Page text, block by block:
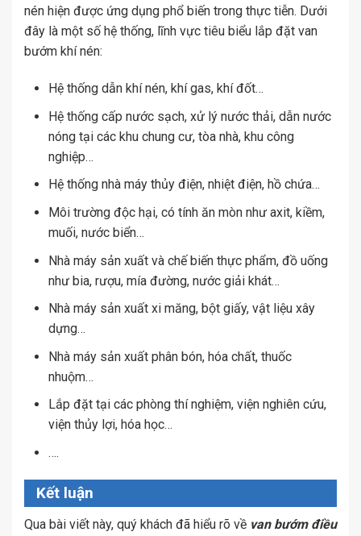
nén hiện được ứng dụng phổ biến trong thực tiễn. Dưới
đây là một số hệ thống, lĩnh vực tiêu biểu lắp đặt van
bướm khí nén:
Hệ thống dẫn khí nén, khí gas, khí đốt…
Hệ thống cấp nước sạch, xử lý nước thải, dẫn nước
nóng tại các khu chung cư, tòa nhà, khu công
nghiệp…
Hệ thống nhà máy thủy điện, nhiệt điện, hồ chứa…
Môi trường độc hại, có tính ăn mòn như axit, kiềm,
muối, nước biển…
Nhà máy sản xuất và chế biến thực phẩm, đồ uống
như bia, rượu, mía đường, nước giải khát…
Nhà máy sản xuất xi măng, bột giấy, vật liệu xây
dựng…
Nhà máy sản xuất phân bón, hóa chất, thuốc
nhuộm…
Lắp đặt tại các phòng thí nghiệm, viện nghiên cứu,
viện thủy lợi, hóa học…
….
Kết luận
Qua bài viết này, quý khách đã hiểu rõ về van bướm điều